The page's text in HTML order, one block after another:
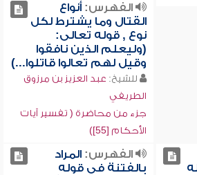
الفهرس:أنواع
القتال وما يشترط لكل
نوع , قوله تعالى:
(وليعلم الذين نافقوا
وقيل لهم تعالوا قاتلوا...)
للشيخ: عبد العزيز بن مرزوق
الطريفي
جزء من محاضرة ( تفسير آيات
الأحكام [55])
الفهرس:المراد
بالفتنة في قوله